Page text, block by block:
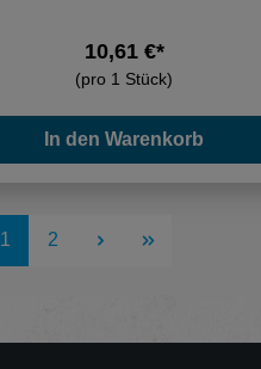
10,61 €*
(pro 1 Stück)
In den Warenkorb
Seite
1 Seite
2